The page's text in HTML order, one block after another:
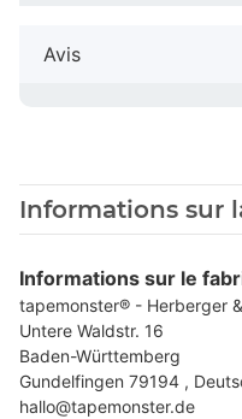
Avis
Informations sur
Informations sur le
tapemonster® - Herberger
Untere Waldstr. 16
Baden-Württemberg
Gundelfingen 79194 ,
hallo@tapemonster.de